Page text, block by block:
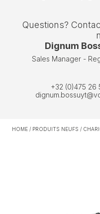
Questions?
Dignum
Sales Manager -
+32 (0)475 26
HOME / PRODUITS NEUFS /